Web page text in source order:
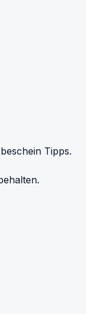
Tipps.